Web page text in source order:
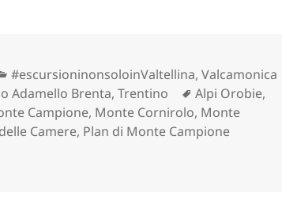
Categorie
#escursioninonsoloinValtellina,Valcamonica
Adamello Brenta, Trentino
Tag
Alpi Orobie,
Campione, Monte Cornirolo, Monte
Camere, Plan di Monte Campione